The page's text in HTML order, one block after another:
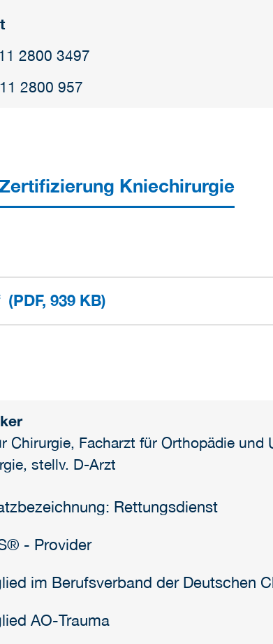
2800 3497
2800 957
Kniechirurgie
(PDF, 939 KB)
Chirurgie, Facharzt für Orthopädie und
stellv. D-Arzt
Rettungsdienst
- Provider
im Berufsverband der Deutschen
AO-Trauma